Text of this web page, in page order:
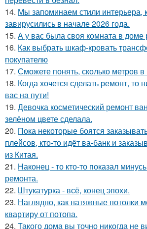
14. Мы запоминаем стили интерьера,
завирусились в начале 2026 года.
15. А у вас была своя комната в доме
16. Как выбрать шкаф-кровать
покупателю
17. Сможете понять, сколько метров в
18. Когда хочется сделать ремонт, то
вас на пути!
19. Девочка косметический ремонт
зелёном цвете сделала.
20. Пока некоторые боятся
плейсов, кто-то идёт ва-банк и
из Китая.
21. Наконец - то кто-то показал
ремонта.
22. Штукатурка - всё, конец эпохи.
23. Наглядно, как натяжные потолки
квартиру от потопа.
24. Такого дома вы точно никогда не